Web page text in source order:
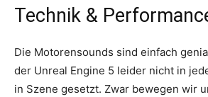
Technik &
Die Motorensounds sind einfach
der Unreal Engine 5 leider nicht in
in Szene gesetzt. Zwar bewegen wir